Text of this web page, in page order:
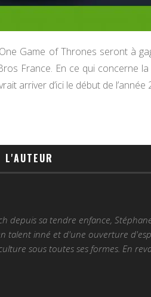
Game of Thrones seront à
France. En ce qui concerne
arriver d’ici le début de
L'AUTEUR
depuis sa tendre enfance,
talent inné et d'une ouverture
sous toutes ses formes. En